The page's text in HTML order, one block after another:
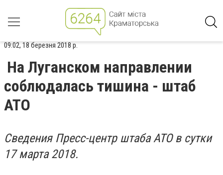
09:02, 18 березня 2018 р.
На Луганском направлении
соблюдалась тишина - штаб
АТО
Сведения Пресс-центр штаба АТО в сутки
17 марта 2018.